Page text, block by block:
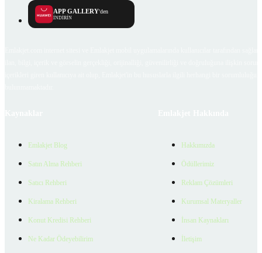
APP GALLERY'den
İNDİRİN
Emlakjet Blog
Satın Alma Rehberi
Satıcı Rehberi
Kiralama Rehberi
Konut Kredisi Rehberi
Ne Kadar Ödeyebilirim
Hakkımızda
Ödüllerimiz
Reklam Çözümleri
Kurumsal Materyaller
İnsan Kaynakları
İletişim